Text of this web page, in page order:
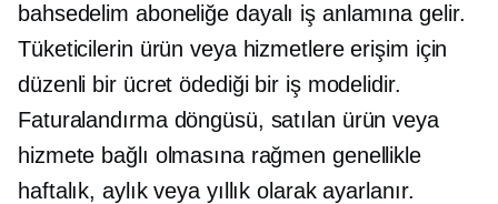
bahsedelim aboneliğe dayalı iş anlamına gelir.
Tüketicilerin ürün veya hizmetlere erişim için
düzenli bir ücret ödediği bir iş modelidir.
Faturalandırma döngüsü, satılan ürün veya
hizmete bağlı olmasına rağmen genellikle
haftalık, aylık veya yıllık olarak ayarlanır.